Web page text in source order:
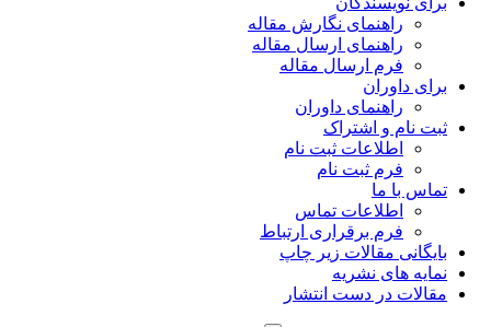
راهنمای نگارش مقاله
راهنمای ارسال مقاله
فرم ارسال مقاله
برای داوران
راهنمای داوران
ثبت نام و اشتراک
اطلاعات ثبت نام
فرم ثبت نام
تماس با ما
اطلاعات تماس
فرم برقراری ارتباط
بایگانی مقالات زیر چاپ
نمایه های نشریه
مقالات در دست انتشار